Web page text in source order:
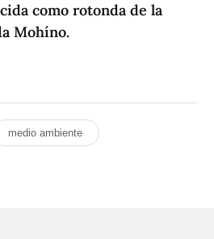
como rotonda de la
Mohíno.
medio ambiente